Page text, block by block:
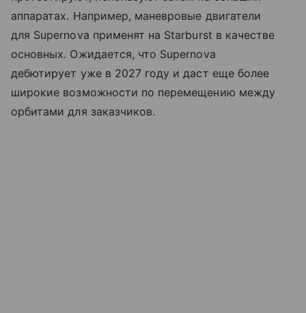
аппаратах. Например, маневровые двигатели
для Supernova применят на Starburst в качестве
основных. Ожидается, что Supernova
дебютирует уже в 2027 году и даст еще более
широкие возможности по перемещению между
орбитами для заказчиков.